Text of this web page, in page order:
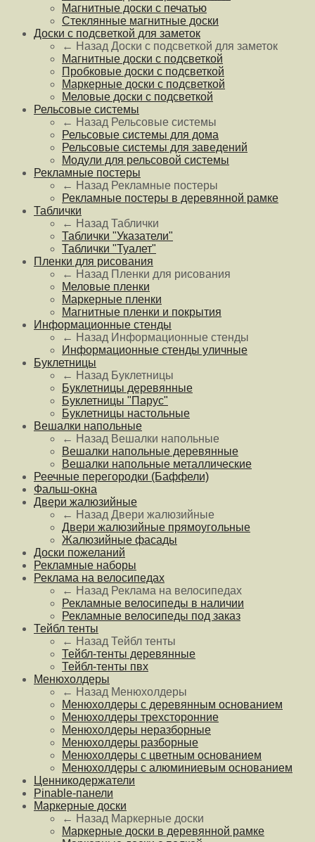
Магнитные доски с печатью
Стеклянные магнитные доски
Доски с подсветкой для заметок
← Назад Доски с подсветкой для заметок
Магнитные доски с подсветкой
Пробковые доски с подсветкой
Маркерные доски с подсветкой
Меловые доски с подсветкой
Рельсовые системы
← Назад Рельсовые системы
Рельсовые системы для дома
Рельсовые системы для заведений
Модули для рельсовой системы
Рекламные постеры
← Назад Рекламные постеры
Рекламные постеры в деревянной рамке
Таблички
← Назад Таблички
Таблички "Указатели"
Таблички "Туалет"
Пленки для рисования
← Назад Пленки для рисования
Меловые пленки
Маркерные пленки
Магнитные пленки и покрытия
Информационные стенды
← Назад Информационные стенды
Информационные стенды уличные
Буклетницы
← Назад Буклетницы
Буклетницы деревянные
Буклетницы "Парус"
Буклетницы настольные
Вешалки напольные
← Назад Вешалки напольные
Вешалки напольные деревянные
Вешалки напольные металлические
Реечные перегородки (Баффели)
Фальш-окна
Двери жалюзийные
← Назад Двери жалюзийные
Двери жалюзийные прямоугольные
Жалюзийные фасады
Доски пожеланий
Рекламные наборы
Реклама на велосипедах
← Назад Реклама на велосипедах
Рекламные велосипеды в наличии
Рекламные велосипеды под заказ
Тейбл тенты
← Назад Тейбл тенты
Тейбл-тенты деревянные
Тейбл-тенты пвх
Менюхолдеры
← Назад Менюхолдеры
Менюхолдеры с деревянным основанием
Менюхолдеры трехсторонние
Менюхолдеры неразборные
Менюхолдеры разборные
Менюхолдеры с цветным основанием
Менюхолдеры с алюминиевым основанием
Ценникодержатели
Pinable-панели
Маркерные доски
← Назад Маркерные доски
Маркерные доски в деревянной рамке